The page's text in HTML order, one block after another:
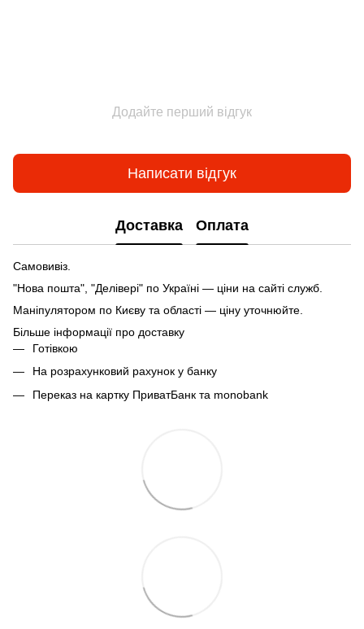
Додайте перший відгук
Написати відгук
Доставка Оплата
Самовивіз.
"Нова пошта", "Делівері" по Україні — ціни на сайті служб.
Маніпулятором по Києву та області — ціну уточнюйте.
Більше інформації про доставку
Готівкою
На розрахунковий рахунок у банку
Переказ на картку ПриватБанк та monobank